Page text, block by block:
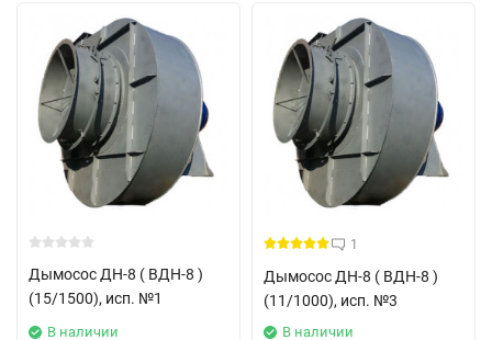
Дымосос ДН-8 ( ВДН-8 )
(15/1500), исп. №1
В наличии
1
Дымосос ДН-8 ( ВДН-8 )
(11/1000), исп. №3
В наличии